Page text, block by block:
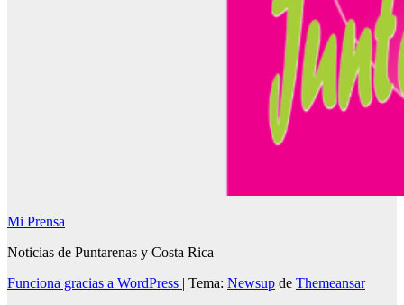
Mi Prensa
Noticias de Puntarenas y Costa Rica
Funciona gracias a WordPress | Tema: Newsup de Themeansar